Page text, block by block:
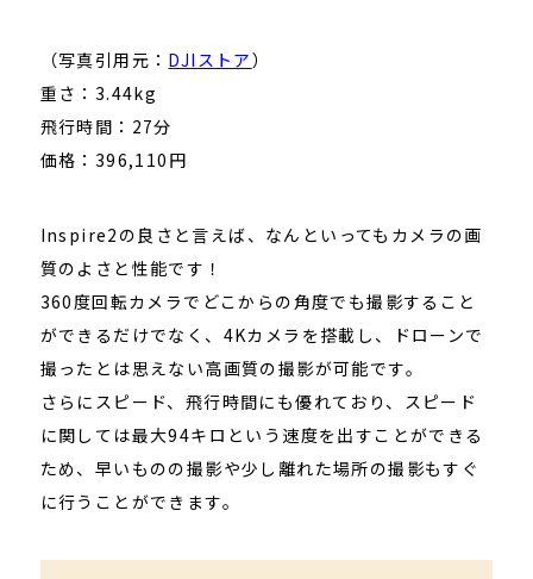
（写真引用元： DJIストア）
重さ：3.44kg
飛行時間：27分
価格：396,110円
Inspire2の良さと言えば、なんといってもカメラの画
質のよさと性能です！
360度回転カメラでどこからの角度でも撮影すること
ができるだけでなく、4Kカメラを搭載し、ドローンで
撮ったとは思えない高画質の撮影が可能です。
さらにスピード、飛行時間にも優れており、スピード
に関しては最大94キロという速度を出すことができる
ため、早いものの撮影や少し離れた場所の撮影もすぐ
に行うことができます。